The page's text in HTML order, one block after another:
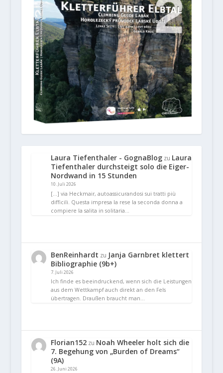
Laura Tiefenthaler - GognaBlogzu Laura
Tiefenthaler durchsteigt solo die Eiger-
Nordwand in 15 Stunden
10. Juli 2026
[…] via Heckmair, autoassicurandosi sui tratti più
difficili. Questa impresa la rese la seconda donna a
compiere la salita in solitaria…
BenReinhardt zu Janja Garnbret klettert
Bibliographie (9b+)
7. Juli 2026
Ich finde es beeindruckend, wenn sich die Leistungen
aus dem Wettkampf auch direkt an den Fels
übertragen. Draußen braucht man…
Florian152zu Noah Wheeler holt sich die
7. Begehung von „Burden of Dreams“
(9A)
26. Juni 2026